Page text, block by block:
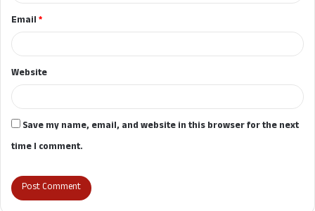
Email*
Website
Save my name, email, and website in this browser for the next
time I comment.